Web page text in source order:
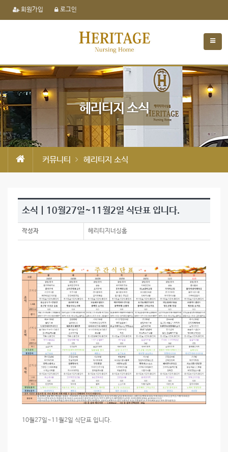
회원가입 로그인
헤리티지 소식
커뮤니티 헤리티지 소식
소식 | 10월27일~11월2일 식단표 입니다.
작성자 헤리티지너싱홈
10월27일~11월2일 식단표 입니다.